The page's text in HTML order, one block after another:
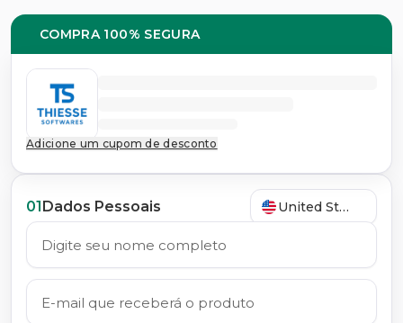
01Dados Pessoais United States
COMPRA 100% SEGURA
Adicione um cupom de desconto